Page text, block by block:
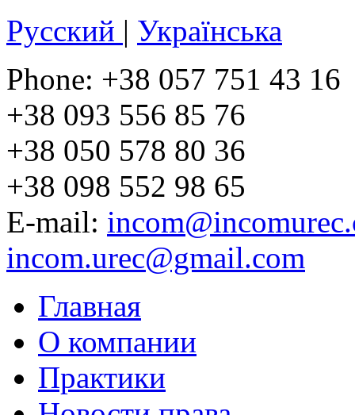
Русский | Українська
Phone: +38 057 751 43 16
+38 093 556 85 76
+38 050 578 80 36
+38 098 552 98 65
E-mail:
incom.urec@gmail.com
Главная
О компании
Практики